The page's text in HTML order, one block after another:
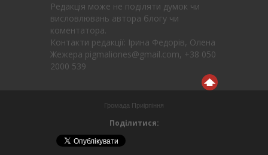
Редакція може не поділяти думок чи
висловлювань автора блогу чи
коментатора.
Контакти редакції: Ірина Федорів, Олена
Жежера pigmaliones@gmail.com, +38 050
2000 539
Громада Приірпіння
Поділитися: